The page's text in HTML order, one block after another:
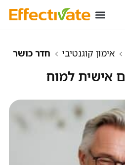
אימון קוגנטיבי
חדר כושר
אישית למוח